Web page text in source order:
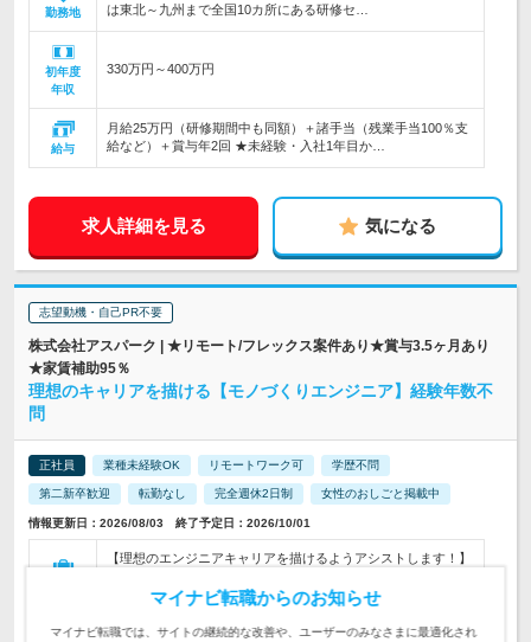
勤務地
は東北～九州まで全国10カ所にある研修セ…
初年度
年収
330万円～400万円
給与
月給25万円（研修期間中も同額）＋諸手当（残業手当100％支
給など）＋賞与年2回 ★未経験・入社1年目か…
求人詳細を見る 気になる
志望動機・自己PR不要
株式会社アスパーク | ★リモート/フレックス案件あり★賞与3.5ヶ月あり
★家賃補助95％
理想のキャリアを描ける【モノづくりエンジニア】経験年数不
問
正社員 業種未経験OK リモートワーク可 学歴不問
第二新卒歓迎 転勤なし 完全週休2日制 女性のおしごと掲載中
情報更新日：2026/08/03 終了予定日：2026/10/01
【理想のエンジニアキャリアを描けるようアシストします！】
ェア系などに関われます
＼経験が浅い方、 ブランクがある方も、まずはご相談くださ
マイナビ転職からのお知らせ
マイナビ転職では、サイトの継続的な改善や、ユーザーのみなさまに最適化され